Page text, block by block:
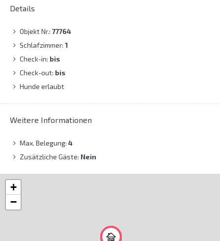
Details
Objekt Nr.: 77764
Schlafzimmer: 1
Check-in: bis
Check-out: bis
Hunde erlaubt
Weitere Informationen
Max. Belegung: 4
Zusätzliche Gäste: Nein
+
−